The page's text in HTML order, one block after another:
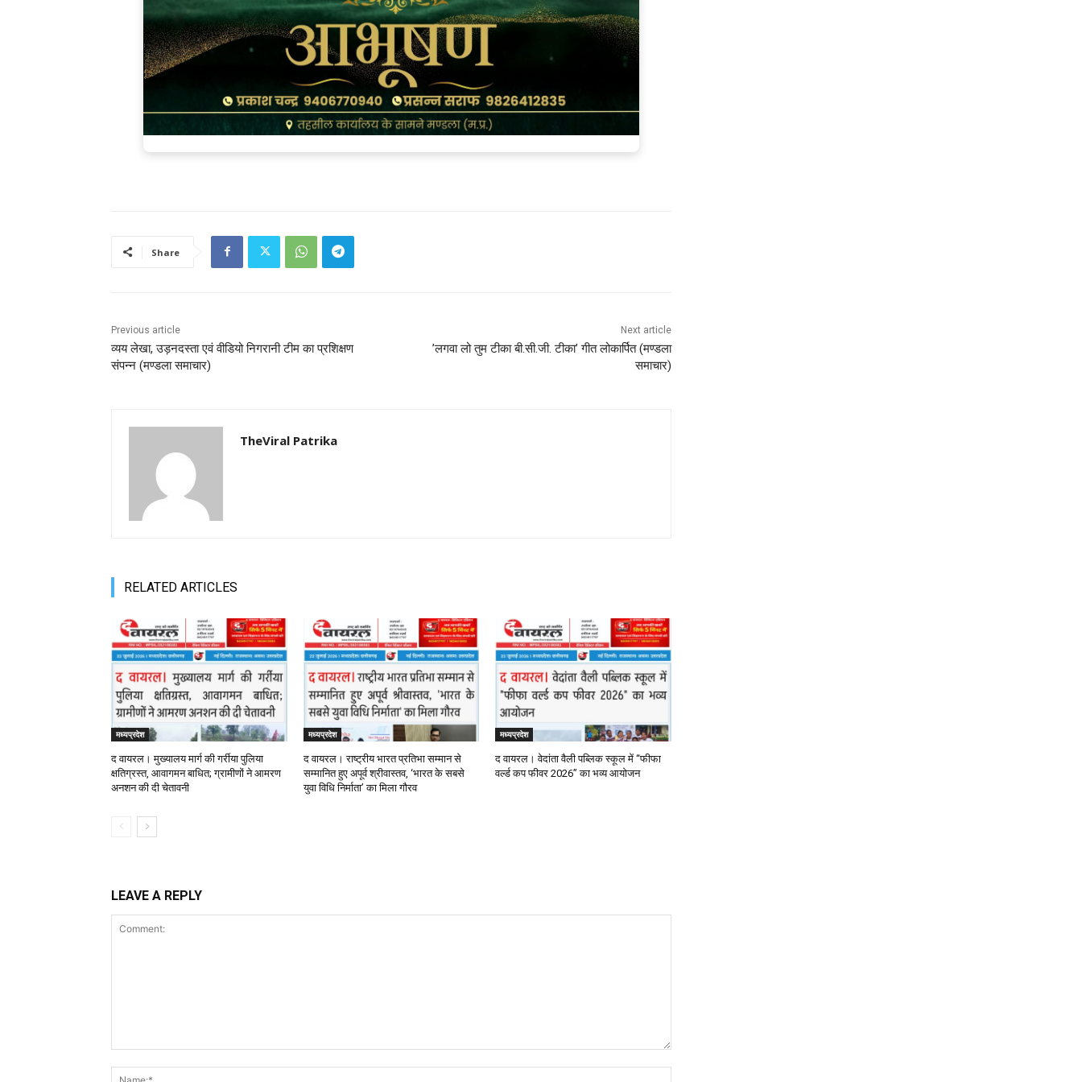
Share
Previous article
व्यय लेखा, उड़नदस्ता एवं वीडियो निगरानी टीम का प्रशिक्षण
संपन्न (मण्‍डला समाचार)
Next article
’लगवा लो तुम टीका बी.सी.जी. टीका’ गीत लोकार्पित (मण्‍डला
समाचार)
TheViral Patrika
RELATED ARTICLES
मध्यप्रदेश
द वायरल। मुख्यालय मार्ग की गर्रीया पुलिया
क्षतिग्रस्त, आवागमन बाधित; ग्रामीणों ने आमरण
अनशन की दी चेतावनी
मध्यप्रदेश
द वायरल। राष्ट्रीय भारत प्रतिभा सम्मान से
सम्मानित हुए अपूर्व श्रीवास्तव, ‘भारत के सबसे
युवा विधि निर्माता’ का मिला गौरव
मध्यप्रदेश
द वायरल। वेदांता वैली पब्लिक स्कूल में “फीफा
वर्ल्ड कप फीवर 2026” का भव्य आयोजन
LEAVE A REPLY